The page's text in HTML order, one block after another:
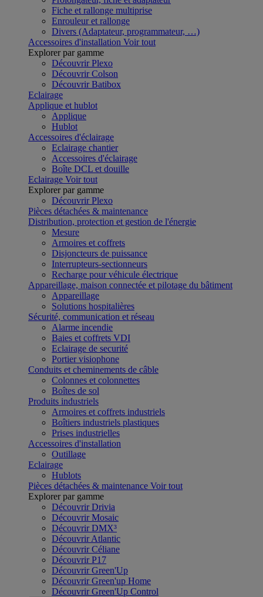
Fiche et rallonge multiprise
Enrouleur et rallonge
Divers (Adaptateur, programmateur, …)
Accessoires d'installation Voir tout
Explorer par gamme
Découvrir Plexo
Découvrir Colson
Découvrir Batibox
Eclairage
Applique et hublot
Applique
Hublot
Accessoires d'éclairage
Eclairage chantier
Accessoires d'éclairage
Boîte DCL et douille
Eclairage Voir tout
Explorer par gamme
Découvrir Plexo
Pièces détachées & maintenance
Distribution, protection et gestion de l'énergie
Mesure
Armoires et coffrets
Disjoncteurs de puissance
Interrupteurs-sectionneurs
Recharge pour véhicule électrique
Appareillage, maison connectée et pilotage du bâtiment
Appareillage
Solutions hospitalières
Sécurité, communication et réseau
Alarme incendie
Baies et coffrets VDI
Eclairage de securité
Portier visiophone
Conduits et cheminements de câble
Colonnes et colonnettes
Boîtes de sol
Produits industriels
Armoires et coffrets industriels
Boîtiers industriels plastiques
Prises industrielles
Accessoires d'installation
Outillage
Eclairage
Hublots
Pièces détachées & maintenance Voir tout
Explorer par gamme
Découvrir Drivia
Découvrir Mosaic
Découvrir DMX³
Découvrir Atlantic
Découvrir Céliane
Découvrir P17
Découvrir Green'Up
Découvrir Green'up Home
Découvrir Green'Up Control